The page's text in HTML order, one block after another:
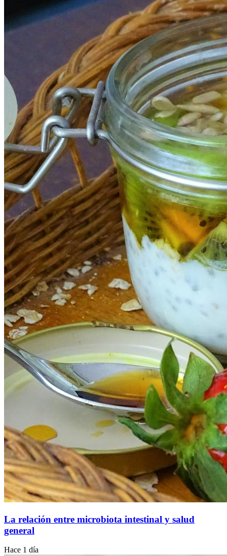
La relación entre microbiota intestinal y salud
general
Hace 1 día